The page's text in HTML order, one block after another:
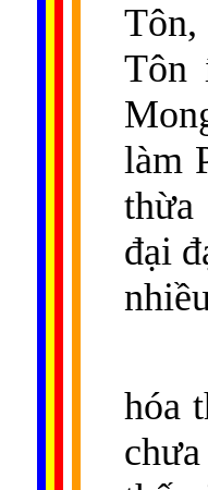
Tôn
làm
đại
hóa